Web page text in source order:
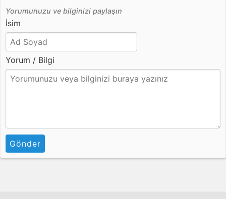
Yorumunuzu ve bilginizi paylaşın
İsim
Yorum / Bilgi
Gönder